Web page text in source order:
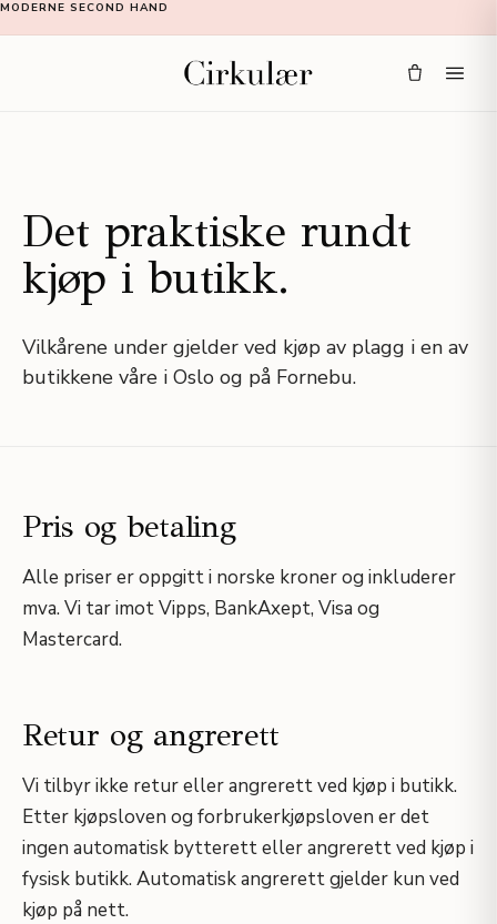
MODERNE SECOND HAND
Det praktiske rundt
kjøp i butikk.
Vilkårene under gjelder ved kjøp av plagg i en av
butikkene våre i Oslo og på Fornebu.
Pris og betaling
Alle priser er oppgitt i norske kroner og inkluderer
mva. Vi tar imot Vipps, BankAxept, Visa og
Mastercard.
Retur og angrerett
Vi tilbyr ikke retur eller angrerett ved kjøp i butikk.
Etter kjøpsloven og forbrukerkjøpsloven er det
ingen automatisk bytterett eller angrerett ved kjøp i
fysisk butikk. Automatisk angrerett gjelder kun ved
kjøp på nett.